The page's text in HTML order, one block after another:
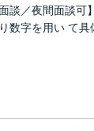
面談／夜間面談
数字を用い て